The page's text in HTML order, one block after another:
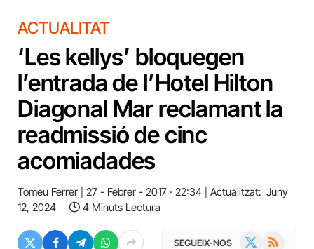
ACTUALITAT
‘Les kellys’ bloquegen
l’entrada de l’Hotel Hilton
Diagonal Mar reclamant la
readmissió de cinc
acomiadades
Tomeu Ferrer 27 - Febrer - 2017 · 22:34 Actualitzat: Juny
12, 2024
4 Minuts Lectura
SEGUEIX-NOS RSS